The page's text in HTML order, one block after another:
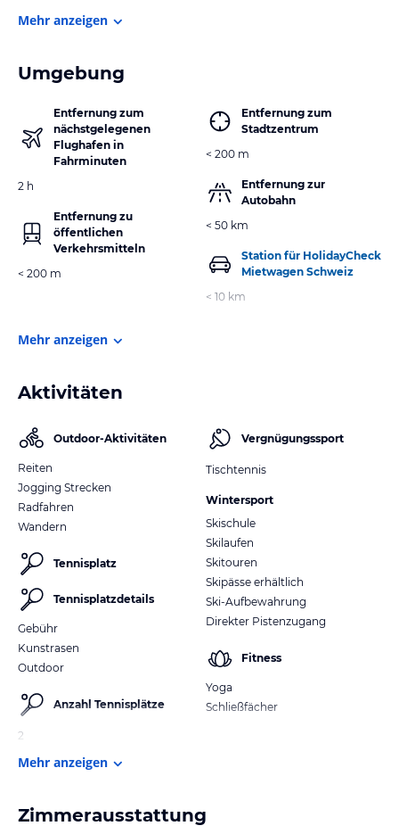
Mehr anzeigen
Umgebung
Entfernung zum
nächstgelegenen
Flughafen in
Fahrminuten
2 h
Entfernung zu
öffentlichen
Verkehrsmitteln
< 200 m
Entfernung zum
Stadtzentrum
< 200 m
Entfernung zur
Autobahn
< 50 km
Station für HolidayCheck
Mietwagen Schweiz
< 10 km
Mehr anzeigen
Aktivitäten
Outdoor-Aktivitäten
Reiten
Jogging Strecken
Radfahren
Wandern
Tennisplatz
Tennisplatzdetails
Gebühr
Kunstrasen
Outdoor
Anzahl Tennisplätze
2
Vergnügungssport
Tischtennis
Wintersport
Skischule
Skilaufen
Skitouren
Skipässe erhältlich
Ski-Aufbewahrung
Direkter Pistenzugang
Fitness
Yoga
Schließfächer
Mehr anzeigen
Zimmerausstattung